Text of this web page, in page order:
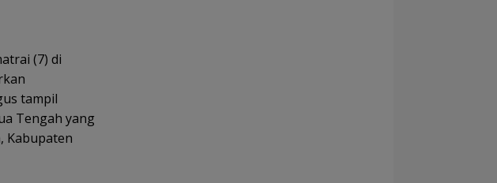
(7) di
tampil
Tengah yang
Kabupaten